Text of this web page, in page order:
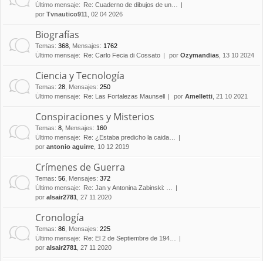
Último mensaje:
Re: Cuaderno de dibujos de un…
por Tvnautico911 , 02 04 2026
Biografías
Temas: 368 Mensajes: 1762
Último mensaje:
Re: Carlo Fecia di Cossato por Ozymandias , 13 10 2024
Ciencia y Tecnología
Temas: 28 Mensajes: 250
Último mensaje:
Re: Las Fortalezas Maunsell por Amelletti , 21 10 2021
Conspiraciones y Misterios
Temas: 8 Mensajes: 160
Último mensaje:
Re: ¿Estaba predicho la caida…
por antonio aguirre , 10 12 2019
Crímenes de Guerra
Temas: 56 Mensajes: 372
Último mensaje:
Re: Jan y Antonina Zabinski: …
por alsair2781 , 27 11 2020
Cronología
Temas: 86 Mensajes: 225
Último mensaje:
Re: El 2 de Septiembre de 194…
por alsair2781 , 27 11 2020